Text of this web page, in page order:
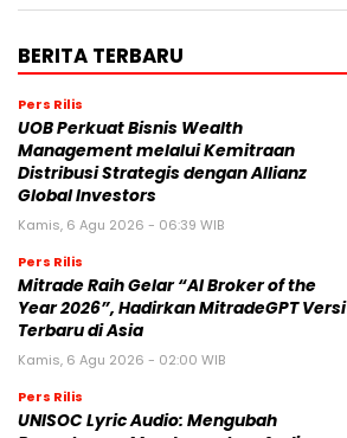
BERITA TERBARU
Pers Rilis
UOB Perkuat Bisnis Wealth
Management melalui Kemitraan
Distribusi Strategis dengan Allianz
Global Investors
Kamis, 6 Agu 2026 - 06:39 WIB
Pers Rilis
Mitrade Raih Gelar “AI Broker of the
Year 2026”, Hadirkan MitradeGPT Versi
Terbaru di Asia
Kamis, 6 Agu 2026 - 02:00 WIB
Pers Rilis
UNISOC Lyric Audio: Mengubah